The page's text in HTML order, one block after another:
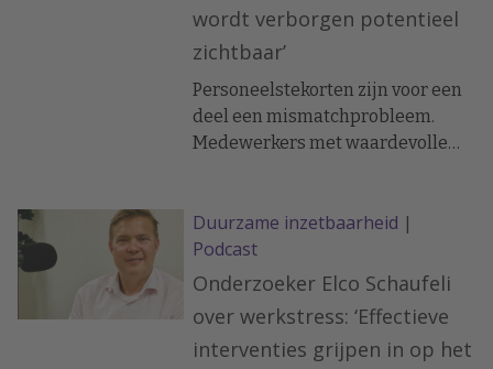
wordt verborgen potentieel
zichtbaar’
Personeelstekorten zijn voor een
deel een mismatchprobleem.
Medewerkers met waardevolle
organisaties ze niet zien, aldus Jos
Sanders. “Competent zijn is niet
afhankelijk van een diploma”
Duurzame inzetbaarheid |
Podcast
Onderzoeker Elco Schaufeli
over werkstress: ‘Effectieve
interventies grijpen in op het